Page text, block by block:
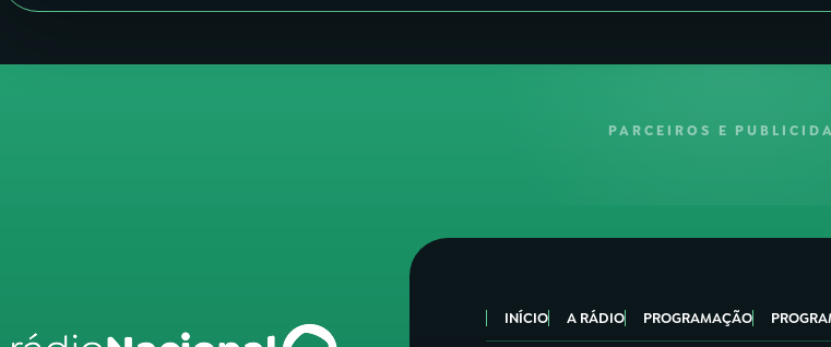
PARCEIROS E
INÍCIO A RÁDIO PROGRAMAÇÃO